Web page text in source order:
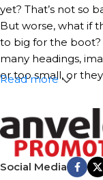
yet? That’s not so
But worse, what if
to big for the boot?
many headings,
or too small, or
A client that’s
that’s unhappy
on it is worse.
communication,
agreed upon or
Read more
Social Media